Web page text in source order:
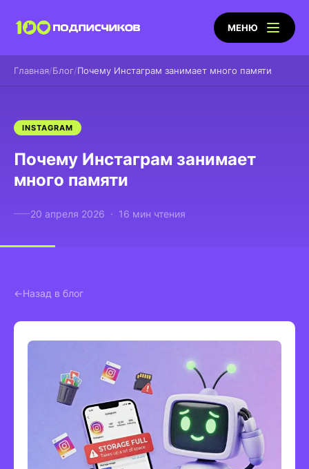
МЕНЮ
Главная Блог Почему Инстаграм занимает много памяти
INSTAGRAM
Почему Инстаграм занимает
много памяти
20 апреля 2026 · 16 мин чтения
Назад в блог